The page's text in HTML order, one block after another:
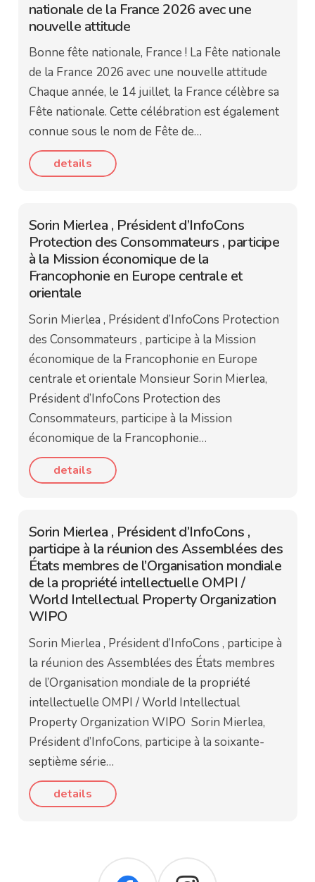
nationale de la France 2026 avec une
nouvelle attitude
Bonne fête nationale, France ! La Fête nationale
de la France 2026 avec une nouvelle attitude
Chaque année, le 14 juillet, la France célèbre sa
Fête nationale. Cette célébration est également
connue sous le nom de Fête de…
details
Sorin Mierlea , Président d’InfoCons
Protection des Consommateurs , participe
à la Mission économique de la
Francophonie en Europe centrale et
orientale
Sorin Mierlea , Président d’InfoCons Protection
des Consommateurs , participe à la Mission
économique de la Francophonie en Europe
centrale et orientale Monsieur Sorin Mierlea,
Président d’InfoCons Protection des
Consommateurs, participe à la Mission
économique de la Francophonie…
details
Sorin Mierlea , Président d’InfoCons ,
participe à la réunion des Assemblées des
États membres de l’Organisation mondiale
de la propriété intellectuelle OMPI /
World Intellectual Property Organization
WIPO
Sorin Mierlea , Président d’InfoCons , participe à
la réunion des Assemblées des États membres
de l’Organisation mondiale de la propriété
intellectuelle OMPI / World Intellectual
Property Organization WIPO Sorin Mierlea,
Président d’InfoCons, participe à la soixante-
septième série…
details